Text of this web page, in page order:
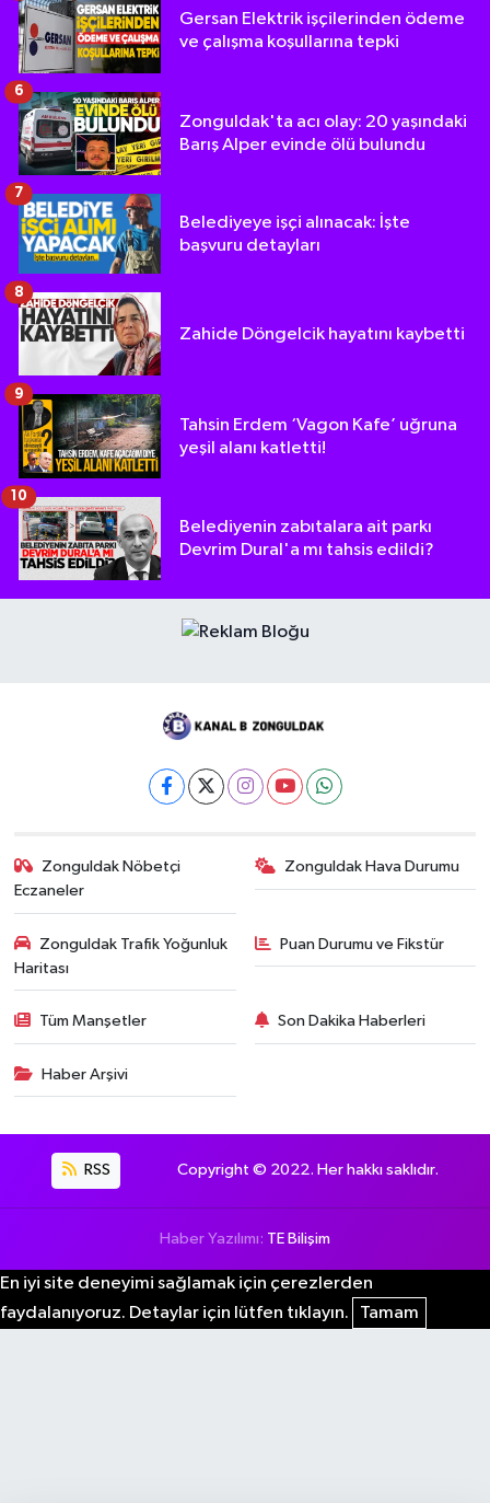
Gersan Elektrik işçilerinden ödeme
ve çalışma koşullarına tepki
Zonguldak'ta acı olay: 20 yaşındaki
Barış Alper evinde ölü bulundu
6
Belediyeye işçi alınacak: İşte
başvuru detayları
7
Zahide Döngelcik hayatını kaybetti
8
Tahsin Erdem ‘Vagon Kafe’ uğruna
yeşil alanı katletti!
9
Belediyenin zabıtalara ait parkı
Devrim Dural'a mı tahsis edildi?
10
Zonguldak Nöbetçi
Eczaneler
Zonguldak Hava Durumu
Zonguldak Trafik Yoğunluk
Haritası
Puan Durumu ve Fikstür
Tüm Manşetler Son Dakika Haberleri
Haber Arşivi
RSS Copyright © 2022. Her hakkı saklıdır.
Haber Yazılımı: TE Bilişim
En iyi site deneyimi sağlamak için çerezlerden
faydalanıyoruz. Detaylar için lütfen tıklayın.
Tamam